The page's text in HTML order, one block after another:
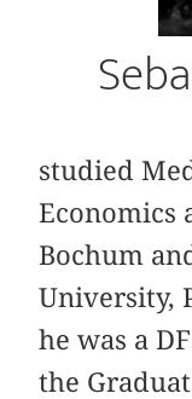
studied
Economics
Bochum
University,
he was a
the